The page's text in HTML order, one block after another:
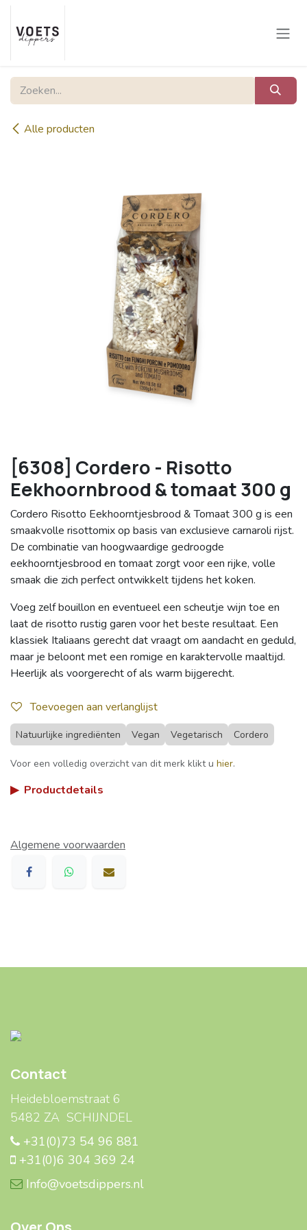
Overslaan naar inhoud
Alle producten
[6308] Cordero - Risotto
Eekhoornbrood & tomaat 300 g
Cordero Risotto Eekhoorntjesbrood & Tomaat 300 g is een
smaakvolle risottomix op basis van exclusieve carnaroli rijst.
De combinatie van hoogwaardige gedroogde
eekhoorntjesbrood en tomaat zorgt voor een rijke, volle
smaak die zich perfect ontwikkelt tijdens het koken.
Voeg zelf bouillon en eventueel een scheutje wijn toe en
laat de risotto rustig garen voor het beste resultaat. Een
klassiek Italiaans gerecht dat vraagt om aandacht en geduld,
maar je beloont met een romige en karaktervolle maaltijd.
Heerlijk als voorgerecht of als warm bijgerecht.
Toevoegen aan verlanglijst
Natuurlijke ingrediënten Vegan Vegetarisch Cordero
Voor een volledig overzicht van dit merk klikt u hier.
▶ Productdetails
Algemene voorwaarden
Contact
Heidebloemstraat 6
5482 ZA SCHIJNDEL
+31(0)73 54 96 881
+31(0)6 304 369 24
Info@voetsdippers.nl